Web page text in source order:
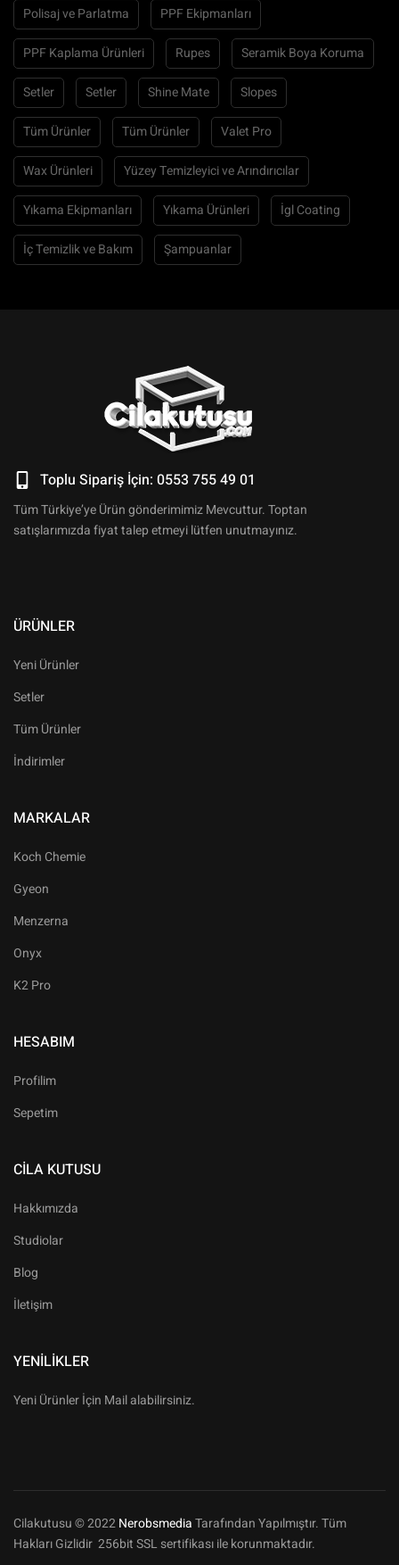
Polisaj ve Parlatma PPF Ekipmanları
PPF Kaplama Ürünleri Rupes Seramik Boya Koruma
Setler Setler Shine Mate Slopes
Tüm Ürünler Tüm Ürünler Valet Pro
Wax Ürünleri Yüzey Temizleyici ve Arındırıcılar
Yıkama Ekipmanları Yıkama Ürünleri İgl Coating
İç Temizlik ve Bakım Şampuanlar
Toplu Sipariş İçin: 0553 755 49 01
Tüm Türkiye’ye Ürün gönderimimiz Mevcuttur. Toptan
satışlarımızda fiyat talep etmeyi lütfen unutmayınız.
ÜRÜNLER
Yeni Ürünler
Setler
Tüm Ürünler
İndirimler
MARKALAR
Koch Chemie
Gyeon
Menzerna
Onyx
K2 Pro
HESABIM
Profilim
Sepetim
CILA KUTUSU
Hakkımızda
Studiolar
Blog
İletişim
YENILIKLER
Yeni Ürünler İçin Mail alabilirsiniz.
Cilakutusu © 2022NerobsmediaTarafından Yapılmıştır. Tüm
Hakları Gizlidir 256bit SSL sertifikası ile korunmaktadır.